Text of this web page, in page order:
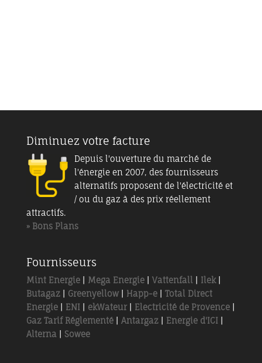
Diminuez votre facture
Depuis l'ouverture du marché de
l'énergie en 2007, des fournisseurs
alternatifs proposent de l'électricité et
/ ou du gaz à des prix réellement
attractifs.
» Bons Plans
Fournisseurs
Mint Energie| Mega Energie| Vattenfall Ilek|
Butagaz| Greenyellow| Happ-e| Total Direct
Energie| ENI| ekWateur| Electricité de Provence|
Gaz Tarif Réglementé| Antargaz| Energie d'ICI|
Alterna
Sowee